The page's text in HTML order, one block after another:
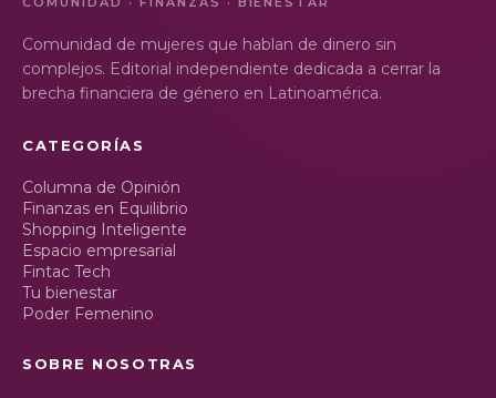
Comunidad de mujeres que hablan de dinero sin
complejos. Editorial independiente dedicada a cerrar la
brecha financiera de género en Latinoamérica.
CATEGORÍAS
Columna de Opinión
Finanzas en Equilibrio
Shopping Inteligente
Espacio empresarial
Fintac Tech
Tu bienestar
Poder Femenino
SOBRE NOSOTRAS